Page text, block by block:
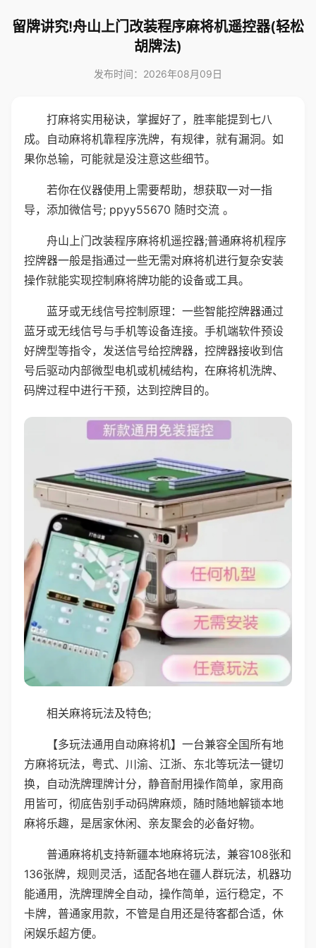
留牌讲究!舟山上门改装程序麻将机遥控器(轻松
胡牌法)
发布时间：2026年08月09日
打麻将实用秘诀，掌握好了，胜率能提到七八
成。自动麻将机靠程序洗牌，有规律，就有漏洞。如
果你总输，可能就是没注意这些细节。
若你在仪器使用上需要帮助，想获取一对一指
导，添加微信号; ppyy55670 随时交流 。
舟山上门改装程序麻将机遥控器;普通麻将机程序
控牌器一般是指通过一些无需对麻将机进行复杂安装
操作就能实现控制麻将牌功能的设备或工具。
蓝牙或无线信号控制原理：一些智能控牌器通过
蓝牙或无线信号与手机等设备连接。手机端软件预设
好牌型等指令，发送信号给控牌器，控牌器接收到信
号后驱动内部微型电机或机械结构，在麻将机洗牌、
码牌过程中进行干预，达到控牌目的。
相关麻将玩法及特色;
【多玩法通用自动麻将机】一台兼容全国所有地
方麻将玩法，粤式、川渝、江浙、东北等玩法一键切
换，自动洗牌理牌计分，静音耐用操作简单，家用商
用皆可，彻底告别手动码牌麻烦，随时随地解锁本地
麻将乐趣，是居家休闲、亲友聚会的必备好物。
普通麻将机支持新疆本地麻将玩法，兼容108张和
136张牌，规则灵活，适配各地在疆人群玩法，机器功
能通用，洗牌理牌全自动，操作简单，运行稳定，不
卡牌，普通家用款，不管是自用还是待客都合适，休
闲娱乐超方便。